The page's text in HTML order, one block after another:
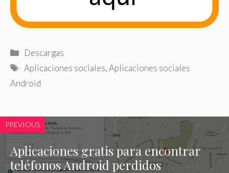
Categorías
Descargas
Etiquetas
Aplicaciones sociales,Aplicaciones sociales
Android
PREVIOUS
Aplicaciones gratis para encontrar
teléfonos Android perdidos